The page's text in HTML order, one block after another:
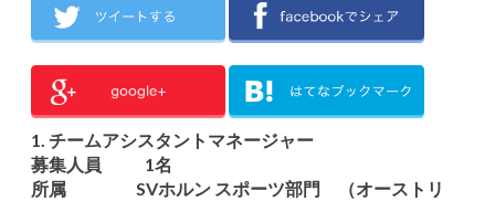
1. チームアシスタントマネージャー
募集人員 1名
所属 SVホルン スポーツ部門 （オーストリ